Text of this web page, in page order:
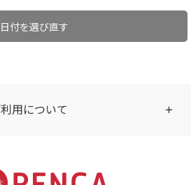
日付を選び直す
用について
】